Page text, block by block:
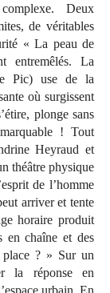
Deux
de véritables
« La peau de
entremêlés. La
Pic) use de la
où surgissent
plonge sans
! Tout
Heyraud et
théâtre physique
de l’homme
arriver et tente
horaire produit
en chaîne et des
place ? » Sur un
la réponse en